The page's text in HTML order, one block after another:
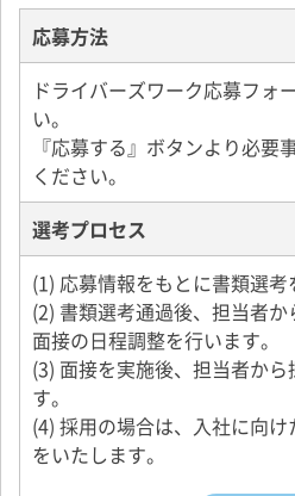
応募方法
ドライバーズワーク応募フォ
い。
『応募する』ボタンより必要
ください。
選考プロセス
(1) 応募情報をもとに書類選考
(2) 書類選考通過後、担当者か
面接の日程調整を行います。
(3) 面接を実施後、担当者か
す。
(4) 採用の場合は、入社に向
をいたします。